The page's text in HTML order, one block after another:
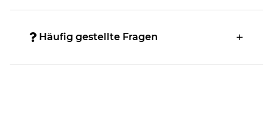
Häufig gestellte Fragen